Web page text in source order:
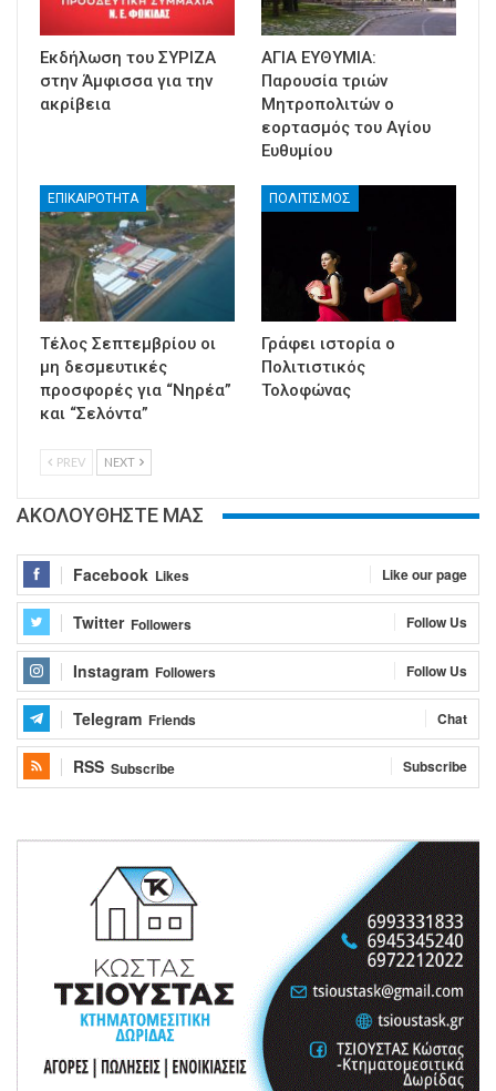
Εκδήλωση του ΣΥΡΙΖΑ
στην Άμφισσα για την
ακρίβεια
ΑΓΙΑ ΕΥΘΥΜΙΑ:
Παρουσία τριών
Μητροπολιτών ο
εορτασμός του Αγίου
Ευθυμίου
ΕΠΙΚΑΙΡΟΤΗΤΑ
Τέλος Σεπτεμβρίου οι
μη δεσμευτικές
προσφορές για “Νηρέα”
και “Σελόντα”
ΠΟΛΙΤΙΣΜΟΣ
Γράφει ιστορία ο
Πολιτιστικός
Τολοφώνας
PREV NEXT
ΑΚΟΛΟΥΘΗΣΤΕ ΜΑΣ
Facebook Likes Like our page
Twitter Followers Follow Us
Instagram Followers Follow Us
Telegram Friends Chat
RSS Subscribe Subscribe